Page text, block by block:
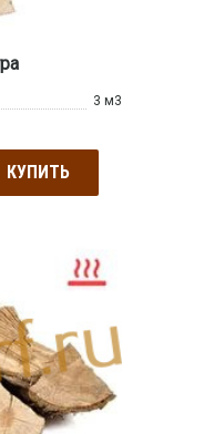
3 м3
КУПИТЬ